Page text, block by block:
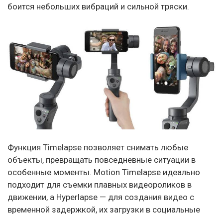
боится небольших вибраций и сильной тряски.
Функция Timelapse позволяет снимать любые
объекты, превращать повседневные ситуации в
особенные моменты. Motion Timelapse идеально
подходит для съемки плавных видеороликов в
движении, а Hyperlapse — для создания видео с
временной задержкой, их загрузки в социальные